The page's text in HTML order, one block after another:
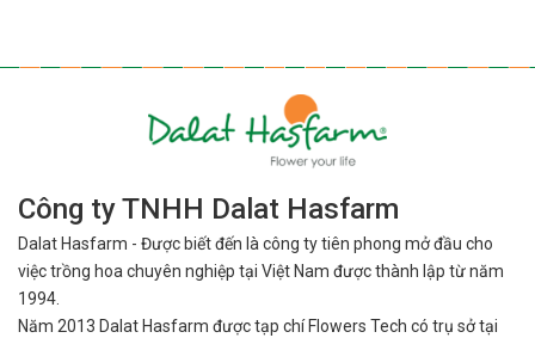
Công ty TNHH Dalat Hasfarm
Dalat Hasfarm - Được biết đến là công ty tiên phong mở đầu cho
việctrồng hoa chuyên nghiệp tại Việt Nam được thành lập từ năm
1994.
Năm 2013 Dalat Hasfarm được tạp chí Flowers Tech có trụ sở tại